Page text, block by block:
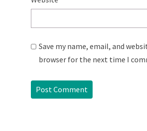
Save my name, email, and
browser for the next time I